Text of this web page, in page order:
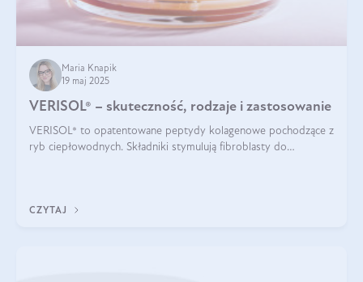
Maria Knapik
19 maj 2025
VERISOL® – skuteczność, rodzaje i zastosowanie
VERISOL® to opatentowane peptydy kolagenowe pochodzące z
ryb ciepłowodnych. Składniki stymulują fibroblasty do
CZYTAJ